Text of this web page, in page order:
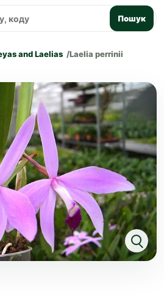
Пошук
and Laelias Laelia perrinii